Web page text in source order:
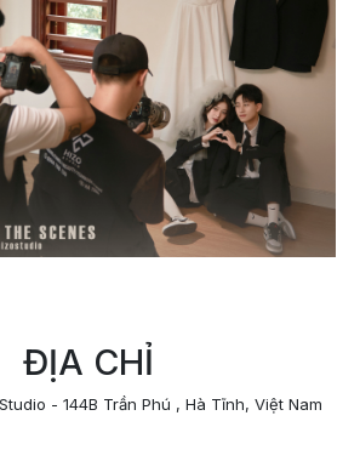
ĐỊA CHỈ
- 144B Trần Phú , Hà Tĩnh, Việt Nam